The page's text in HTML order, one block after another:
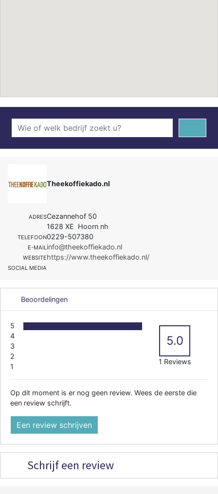
Theekoffiekado.nl
ADRESCezannehof 50
1628 XE Hoorn nh
TELEFOON0229-507380
E-MAILinfo@theekoffiekado.nl
WEBSITEhttps://www.theekoffiekado.nl/
SOCIAL MEDIA
Beoordelingen
5
4
3
2
1
5.0
1 Reviews
Op dit moment is er nog geen review. Wees de eerste die
een review schrijft.
Een review schrijven
Schrijf een review